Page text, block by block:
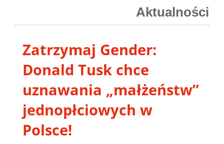
Aktualności
Zatrzymaj Gender:
Donald Tusk chce
uznawania „małżeństw”
jednopłciowych w
Polsce!